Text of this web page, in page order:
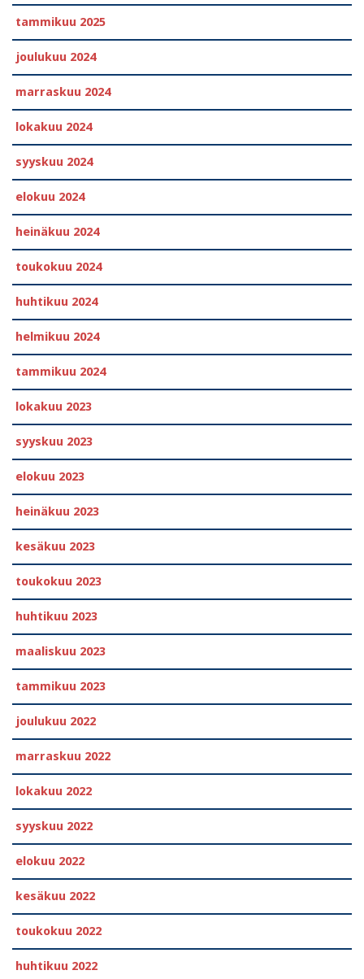
tammikuu 2025
joulukuu 2024
marraskuu 2024
lokakuu 2024
syyskuu 2024
elokuu 2024
heinäkuu 2024
toukokuu 2024
huhtikuu 2024
helmikuu 2024
tammikuu 2024
lokakuu 2023
syyskuu 2023
elokuu 2023
heinäkuu 2023
kesäkuu 2023
toukokuu 2023
huhtikuu 2023
maaliskuu 2023
tammikuu 2023
joulukuu 2022
marraskuu 2022
lokakuu 2022
syyskuu 2022
elokuu 2022
kesäkuu 2022
toukokuu 2022
huhtikuu 2022